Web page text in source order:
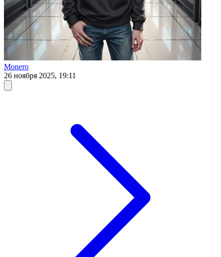
Monero
26 ноября 2025, 19:11